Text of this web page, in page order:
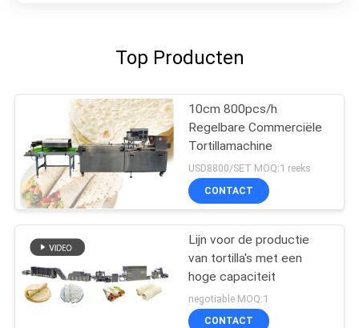
Top Producten
10cm 800pcs/h
Regelbare Commerciële
Tortillamachine
USD8800/SET MOQ:1 reeks
CONTACT
Lijn voor de productie
van tortilla's met een
hoge capaciteit
negotiable MOQ:1
CONTACT